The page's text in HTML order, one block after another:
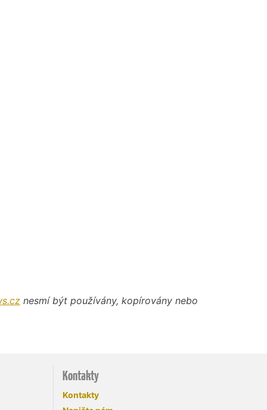
nesmí být používány, kopírovány nebo
Kontakty
Kontakty